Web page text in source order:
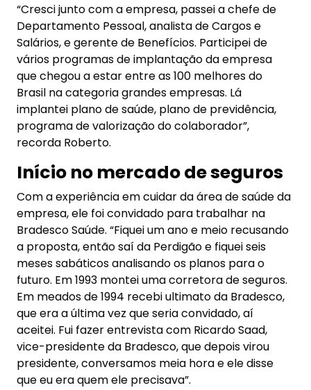
“Cresci junto com a empresa, passei a chefe de
Departamento Pessoal, analista de Cargos e
Salários, e gerente de Benefícios. Participei de
vários programas de implantação da empresa
que chegou a estar entre as 100 melhores do
Brasil na categoria grandes empresas. Lá
implantei plano de saúde, plano de previdência,
programa de valorização do colaborador”,
recorda Roberto.
Início no mercado de seguros
Com a experiência em cuidar da área de saúde da
empresa, ele foi convidado para trabalhar na
Bradesco Saúde. “Fiquei um ano e meio recusando
a proposta, então saí da Perdigão e fiquei seis
meses sabáticos analisando os planos para o
futuro. Em 1993 montei uma corretora de seguros.
Em meados de 1994 recebi ultimato da Bradesco,
que era a última vez que seria convidado, aí
aceitei. Fui fazer entrevista com Ricardo Saad,
vice-presidente da Bradesco, que depois virou
presidente, conversamos meia hora e ele disse
que eu era quem ele precisava”.